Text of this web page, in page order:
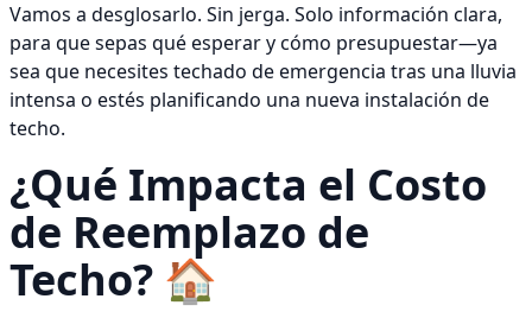
Vamos a desglosarlo. Sin jerga. Solo información clara,
para que sepas qué esperar y cómo presupuestar—ya
sea que necesites techado de emergencia tras una lluvia
intensa o estés planificando una nueva instalación de
techo.
¿Qué Impacta el Costo
de Reemplazo de
Techo? 🏠